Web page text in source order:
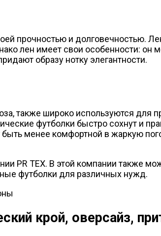
прочностью и долговечностью.
лен имеет свои особенности:
образу нотку элегантности.
также широко используются
футболки быстро сохнут и
менее комфортной в жаркую
PR TEX. В этой компании также
футболки для различных нужд.
крой, оверсайз,